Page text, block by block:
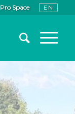
Pro Space